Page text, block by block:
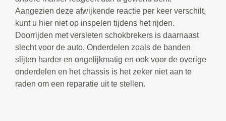
Aangezien deze afwijkende reactie per keer verschilt,
kunt u hier niet op inspelen tijdens het rijden.
Doorrijden met versleten schokbrekers is daarnaast
slecht voor de auto. Onderdelen zoals de banden
slijten harder en ongelijkmatig en ook voor de overige
onderdelen en het chassis is het zeker niet aan te
raden om een reparatie uit te stellen.